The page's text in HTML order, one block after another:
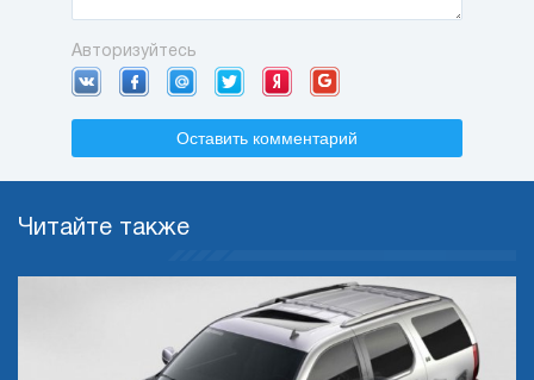
Авторизуйтесь
Оставить комментарий
Читайте также